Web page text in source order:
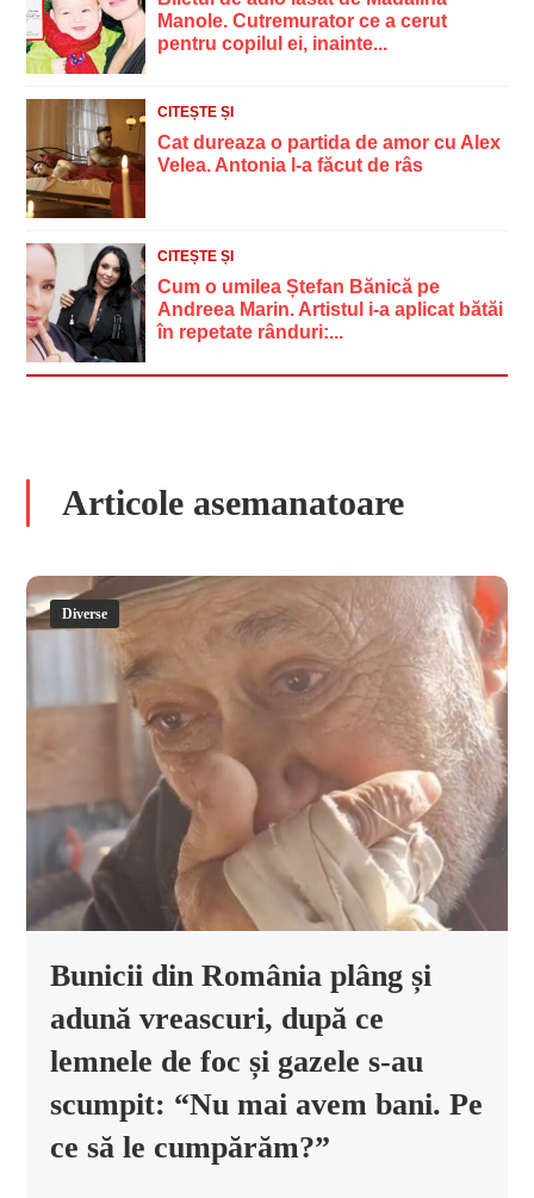
Manole. Cutremurator ce a cerut
pentru copilul ei, inainte...
CITEȘTE ȘI
Cat dureaza o partida de amor cu Alex
Velea. Antonia l-a făcut de râs
CITEȘTE ȘI
Cum o umilea Ștefan Bănică pe
Andreea Marin. Artistul i-a aplicat bătăi
în repetate rânduri:...
Articole asemanatoare
Diverse
Bunicii din România plâng și
adună vreascuri, după ce
lemnele de foc și gazele s-au
scumpit: “Nu mai avem bani. Pe
ce să le cumpărăm?”